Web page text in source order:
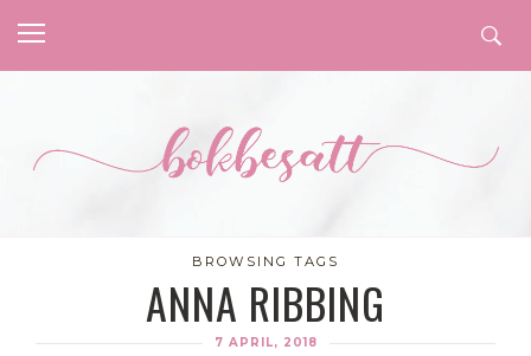
BROWSING TAGS
ANNA RIBBING
7 APRIL, 2018